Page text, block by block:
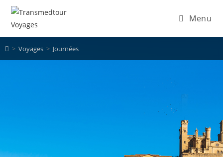
Menu
> Voyages > Journées